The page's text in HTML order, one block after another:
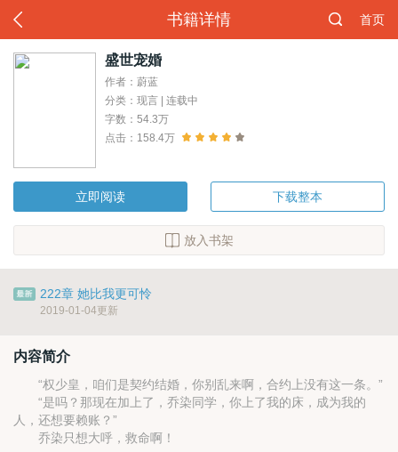
书籍详情 首页
盛世宠婚
作者：蔚蓝
分类：现言 | 连载中
字数：54.3万
点击：158.4万
立即阅读 下载整本
放入书架
222章 她比我更可怜
2019-01-04更新
内容简介
“权少皇，咱们是契约结婚，你别乱来啊，合约上没有这一条。”
“是吗？那现在加上了，乔染同学，你上了我的床，成为我的
人，还想要赖账？”
乔染只想大呼，救命啊！